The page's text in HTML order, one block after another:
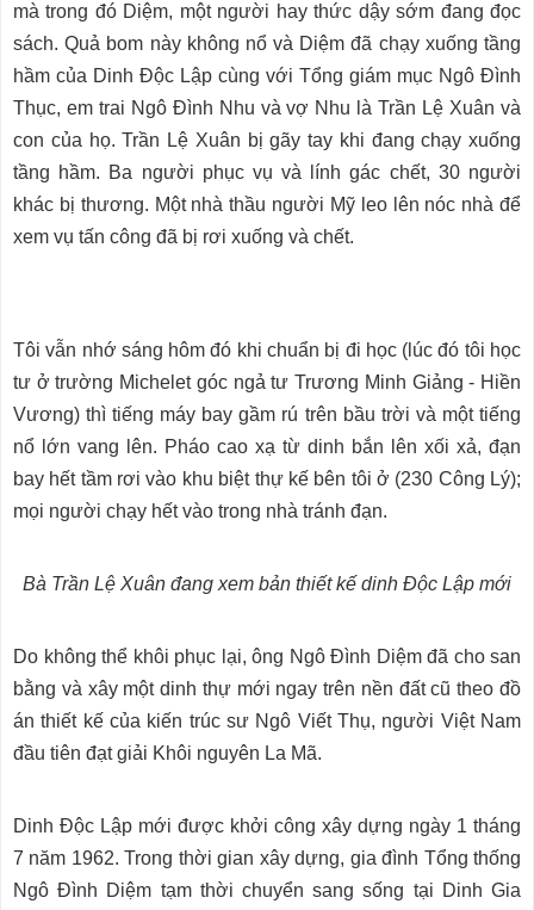
mà trong đó Diệm, một người hay thức dậy sớm đang đọc
sách. Quả bom này không nổ và Diệm đã chạy xuống tầng
hầm của Dinh Độc Lập cùng với Tổng giám mục Ngô Đình
Thục, em trai Ngô Đình Nhu và vợ Nhu là Trần Lệ Xuân và
con của họ. Trần Lệ Xuân bị gãy tay khi đang chạy xuống
tầng hầm. Ba người phục vụ và lính gác chết, 30 người
khác bị thương. Một nhà thầu người Mỹ leo lên nóc nhà để
xem vụ tấn công đã bị rơi xuống và chết.
Tôi vẫn nhớ sáng hôm đó khi chuẩn bị đi học (lúc đó tôi học
tư ở trường Michelet góc ngả tư Trương Minh Giảng - Hiền
Vương) thì tiếng máy bay gầm rú trên bầu trời và một tiếng
nổ lớn vang lên. Pháo cao xạ từ dinh bắn lên xối xả, đạn
bay hết tầm rơi vào khu biệt thự kế bên tôi ở (230 Công Lý);
mọi người chạy hết vào trong nhà tránh đạn.
Bà Trần Lệ Xuân đang xem bản thiết kế dinh Độc Lập mới
Do không thể khôi phục lại, ông Ngô Đình Diệm đã cho san
bằng và xây một dinh thự mới ngay trên nền đất cũ theo đồ
án thiết kế của kiến trúc sư Ngô Viết Thụ, người Việt Nam
đầu tiên đạt giải Khôi nguyên La Mã.
Dinh Độc Lập mới được khởi công xây dựng ngày 1 tháng
7 năm 1962. Trong thời gian xây dựng, gia đình Tổng thống
Ngô Đình Diệm tạm thời chuyển sang sống tại Dinh Gia